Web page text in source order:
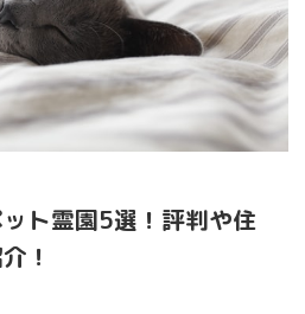
知って得する
エンタメ
ト霊園5選！評判や住
！